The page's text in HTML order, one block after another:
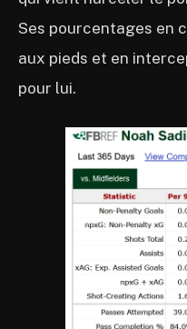
Ses pourcentages en
aux pieds et en
pour lui.